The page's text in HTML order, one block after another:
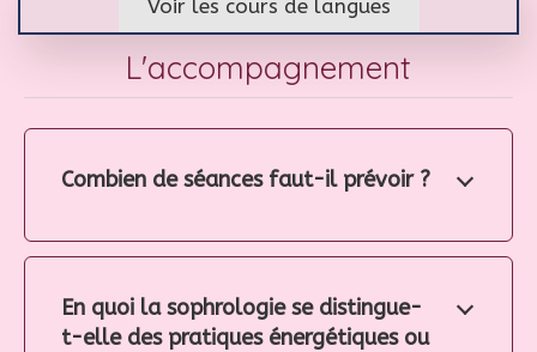
Voir les cours de langues
L'accompagnement
Combien de séances faut-il prévoir ?
En quoi la sophrologie se distingue-
t-elle des pratiques énergétiques ou